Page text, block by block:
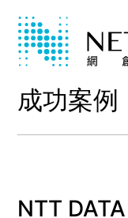
成功案例
NTT DATA